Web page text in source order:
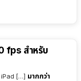
fps สำหรับ
iPad […] มากกว่า